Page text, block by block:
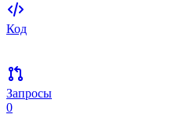
Код
Запросы
0